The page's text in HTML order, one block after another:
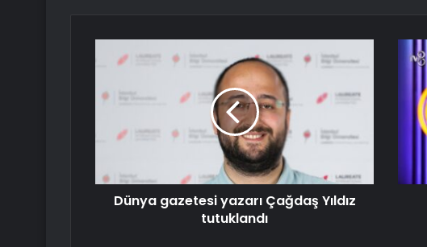
Dünya gazetesi yazarı Çağdaş Yıldız
tutuklandı